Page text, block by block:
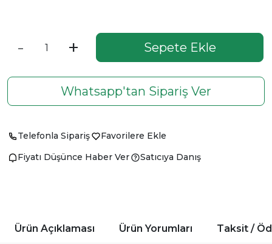
- + Sepete Ekle
Whatsapp'tan Sipariş Ver
Telefonla Sipariş
Favorilere Ekle
Fiyatı Düşünce Haber Ver
Satıcıya Danış
Ürün Açıklaması Taksit /
Ürün Yorumları